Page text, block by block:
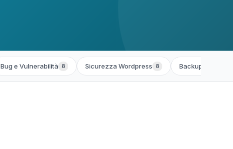
Bug e Vulnerabilità 8 Sicurezza Wordpress 8 Backup e